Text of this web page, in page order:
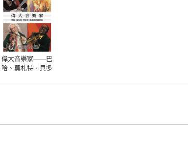
偉大音樂家——巴
哈、莫札特、貝多